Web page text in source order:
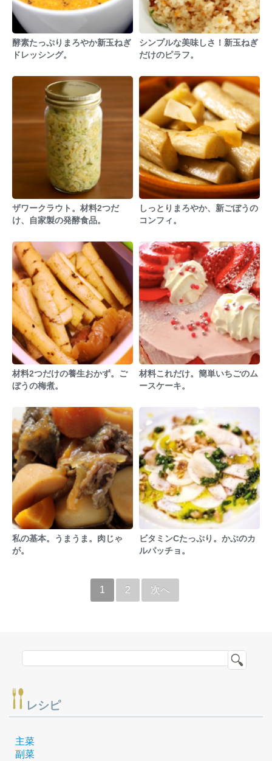
酵素たっぷりまろやか新玉ねぎ
ドレッシング。
シンプルな美味しさ！新玉ねぎ
だけのピラフ。
ザワークラウト。材料2つだ
け、自家製の発酵食品。
しっとりまろやか、新ごぼうの
コンフィ。
材料2つだけの養生おかず。ご
ぼうの梅煮。
材料これだけ。簡単いちごのム
ースケーキ。
私の基本。うまうま。肉じゃ
が。
ビタミンCたっぷり。かぶのカ
ルパッチョ。
1 2 次へ
レシピ
主菜
副菜